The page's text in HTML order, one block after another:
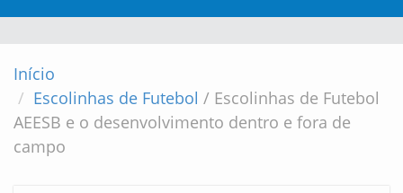
NAVIGATION
Início
Escolinhas de Futebol / Escolinhas de Futebol
AEESB e o desenvolvimento dentro e fora de
campo